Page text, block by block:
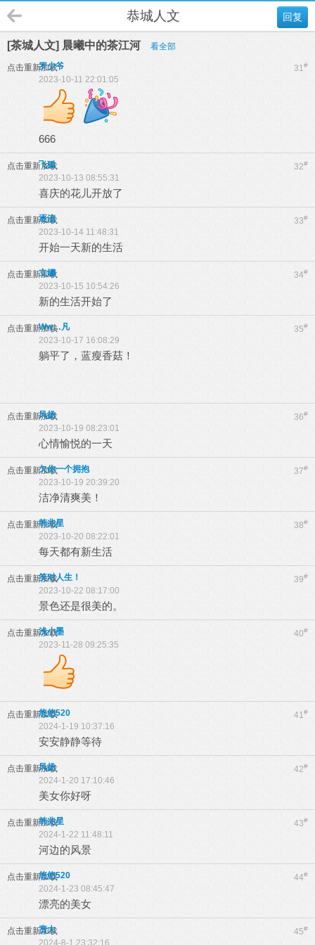
回复
恭城人文
[茶城人文] 晨曦中的茶江河 看全部
点击重新加载 31#
罗少爷
2023-10-11 22:01:05
666
点击重新加载 32#
飞狐
2023-10-13 08:55:31
喜庆的花儿开放了
点击重新加载 33#
逐流
2023-10-14 11:48:31
开始一天新的生活
点击重新加载 34#
立娜
2023-10-15 10:54:26
新的生活开始了
点击重新加载 35#
Ww…凡
2023-10-17 16:08:29
躺平了，蓝瘦香菇！
点击重新加载 36#
风扬
2023-10-19 08:23:01
心情愉悦的一天
点击重新加载 37#
欠你一个拥抱
2023-10-19 20:39:20
洁净清爽美！
点击重新加载 38#
韩兆星
2023-10-20 08:22:01
每天都有新生活
点击重新加载 39#
笑对人生！
2023-10-22 08:17:00
景色还是很美的。
点击重新加载 40#
浅小墨
2023-11-28 09:25:35
点击重新加载 41#
悠悠520
2024-1-19 10:37:16
安安静静等待
点击重新加载 42#
风扬
2024-1-20 17:10:46
美女你好呀
点击重新加载 43#
韩兆星
2024-1-22 11:48:11
河边的风景
点击重新加载 44#
悠悠520
2024-1-23 08:45:47
漂亮的美女
点击重新加载 45#
贲大
2024-8-1 23:32:16